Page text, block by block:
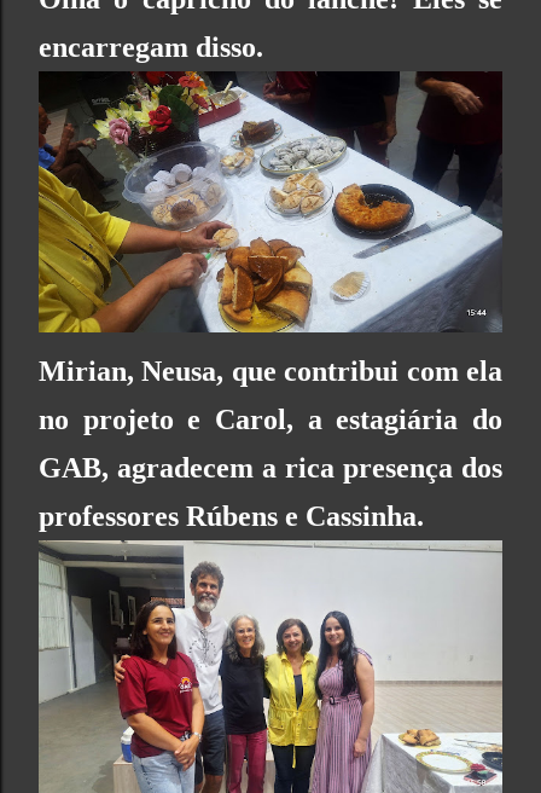
encarregam disso.
Mirian, Neusa, que contribui com ela
no projeto e Carol, a estagiária do
GAB, agradecem a rica presença dos
professores Rúbens e Cassinha.